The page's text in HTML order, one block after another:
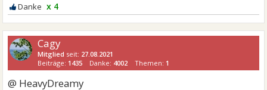
x 4
Cagy
Mitglied seit: 27.08.2021
Beiträge: 1435 Danke: 4002 Themen: 1
@ HeavyDreamy